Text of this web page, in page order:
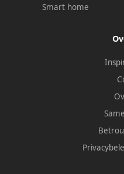
Smart home